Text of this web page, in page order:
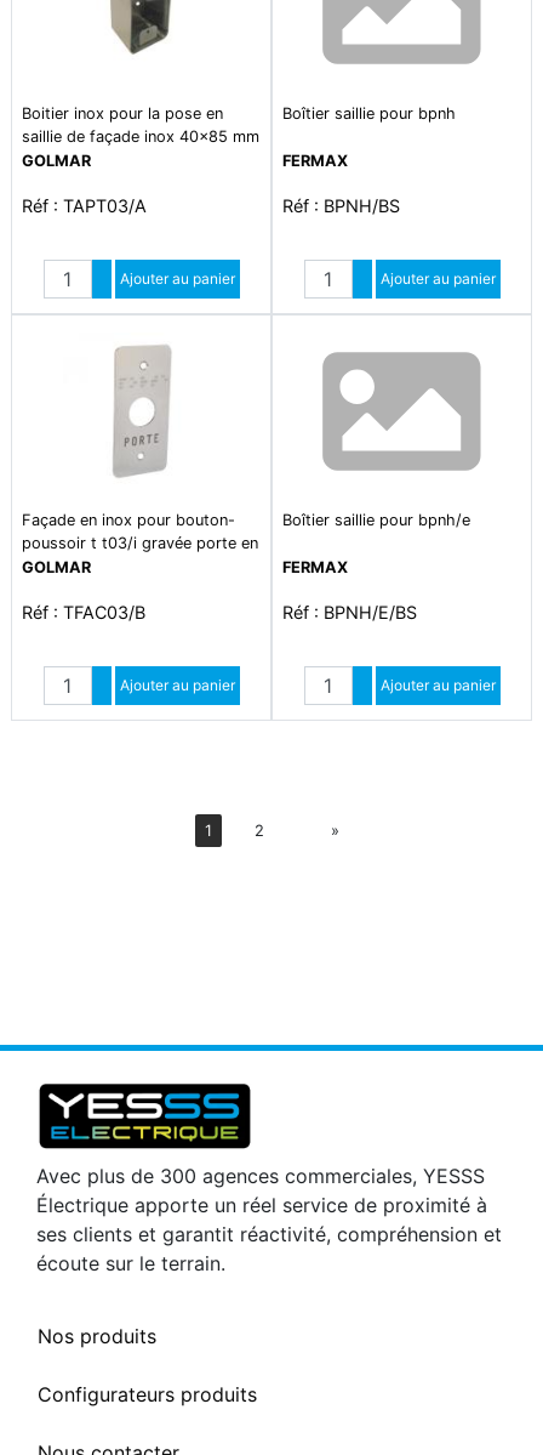
Boitier inox pour la pose en
saillie de façade inox 40x85 mm
: ? tfac03/b. façade inox pour
façade inox ? dim :
GOLMAR
Réf : TAPT03/A
Quantité
Augmenter quantité
Diminuer quantité
Ajouter au panier
Boîtier saillie pour bpnh
FERMAX
Réf : BPNH/BS
Quantité
Augmenter quantité
Diminuer quantité
Ajouter au panier
Façade en inox pour bouton-
poussoir t t03/i gravée porte en
lettres et en braille
GOLMAR
Réf : TFAC03/B
Quantité
Augmenter quantité
Diminuer quantité
Ajouter au panier
Boîtier saillie pour bpnh/e
FERMAX
Réf : BPNH/E/BS
Quantité
Augmenter quantité
Diminuer quantité
Ajouter au panier
1 2 »Suiv
Avec plus de 300 agences commerciales, YESSS
Électrique apporte un réel service de proximité à
ses clients et garantit réactivité, compréhension et
écoute sur le terrain.
Nos produits
Configurateurs produits